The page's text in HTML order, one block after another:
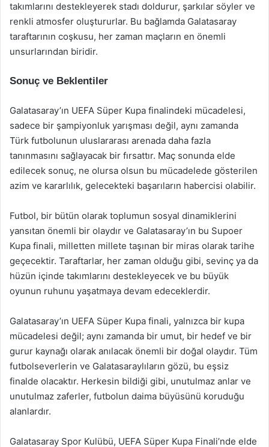
takımlarını destekleyerek stadı doldurur, şarkılar söyler ve
renkli atmosfer oluştururlar. Bu bağlamda Galatasaray
taraftarının coşkusu, her zaman maçların en önemli
unsurlarından biridir.
Sonuç ve Beklentiler
Galatasaray’ın UEFA Süper Kupa finalindeki mücadelesi,
sadece bir şampiyonluk yarışması değil, aynı zamanda
Türk futbolunun uluslararası arenada daha fazla
tanınmasını sağlayacak bir fırsattır. Maç sonunda elde
edilecek sonuç, ne olursa olsun bu mücadelede gösterilen
azim ve kararlılık, gelecekteki başarıların habercisi olabilir.
Futbol, bir bütün olarak toplumun sosyal dinamiklerini
yansıtan önemli bir olaydır ve Galatasaray’ın bu Supoer
Kupa finali, milletten millete taşınan bir miras olarak tarihe
geçecektir. Taraftarlar, her zaman olduğu gibi, sevinç ya da
hüzün içinde takımlarını destekleyecek ve bu büyük
oyunun ruhunu yaşatmaya devam edeceklerdir.
Galatasaray’ın UEFA Süper Kupa finali, yalnızca bir kupa
mücadelesi değil; aynı zamanda bir umut, bir hedef ve bir
gurur kaynağı olarak anılacak önemli bir doğal olaydır. Tüm
futbolseverlerin ve Galatasaraylıların gözü, bu eşsiz
finalde olacaktır. Herkesin bildiği gibi, unutulmaz anlar ve
unutulmaz zaferler, futbolun daima büyüsünü koruduğu
alanlardır.
Galatasaray Spor Kulübü, UEFA Süper Kupa Finali’nde elde